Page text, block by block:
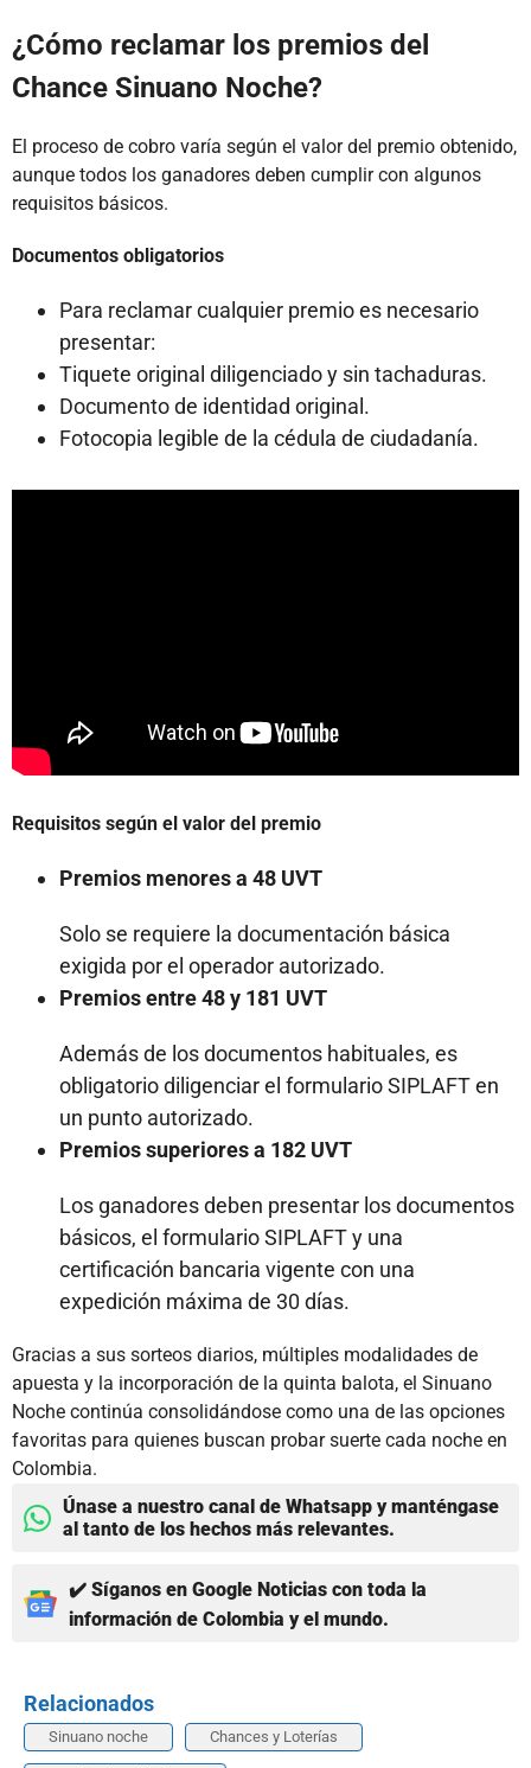
¿Cómo reclamar los premios del
Chance Sinuano Noche?
El proceso de cobro varía según el valor del premio obtenido,
aunque todos los ganadores deben cumplir con algunos
requisitos básicos.
Documentos obligatorios
Para reclamar cualquier premio es necesario
presentar:
Tiquete original diligenciado y sin tachaduras.
Documento de identidad original.
Fotocopia legible de la cédula de ciudadanía.
Requisitos según el valor del premio
Premios menores a 48 UVT
Solo se requiere la documentación básica
exigida por el operador autorizado.
Premios entre 48 y 181 UVT
Además de los documentos habituales, es
obligatorio diligenciar el formulario SIPLAFT en
un punto autorizado.
Premios superiores a 182 UVT
Los ganadores deben presentar los documentos
básicos, el formulario SIPLAFT y una
certificación bancaria vigente con una
expedición máxima de 30 días.
Gracias a sus sorteos diarios, múltiples modalidades de
apuesta y la incorporación de la quinta balota, el Sinuano
Noche continúa consolidándose como una de las opciones
favoritas para quienes buscan probar suerte cada noche en
Colombia.
Únase a nuestro canal de Whatsapp y manténgase
al tanto de los hechos más relevantes.
✔️ Síganos en Google Noticias con toda la
información de Colombia y el mundo.
Relacionados
Sinuano noche Chances y Loterías